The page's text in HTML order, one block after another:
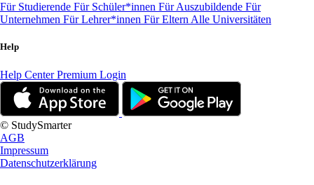
Für Studierende Für Schüler*innen Für Auszubildende Für
Unternehmen Für Lehrer*innen Für Eltern Alle Universitäten
Help
Help CenterPremium Login
© StudySmarter
AGB
Impressum
Datenschutzerklärung